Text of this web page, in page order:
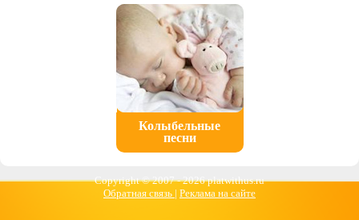
Колыбельные
песни
Copyright © 2007 -2026 platwithus.ru
Обратная связь | Реклама на сайте